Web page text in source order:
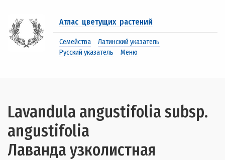
Атлас цветущих растений
Семейства
Латинский указатель
Русский указатель
Меню
Lavandula angustifolia subsp.
angustifolia
Лаванда узколистная